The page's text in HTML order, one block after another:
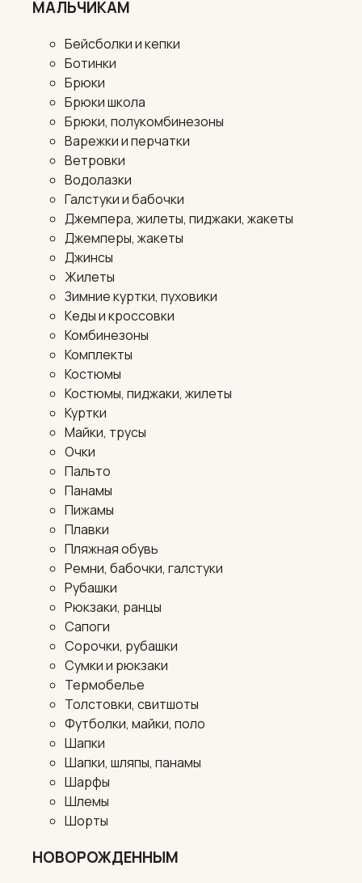
МАЛЬЧИКАМ
Бейсболки и кепки
Ботинки
Брюки
Брюки школа
Брюки, полукомбинезоны
Варежки и перчатки
Ветровки
Водолазки
Галстуки и бабочки
Джемпера, жилеты, пиджаки, жакеты
Джемперы, жакеты
Джинсы
Жилеты
Зимние куртки, пуховики
Кеды и кроссовки
Комбинезоны
Комплекты
Костюмы
Костюмы, пиджаки, жилеты
Куртки
Майки, трусы
Очки
Пальто
Панамы
Пижамы
Плавки
Пляжная обувь
Ремни, бабочки, галстуки
Рубашки
Рюкзаки, ранцы
Сапоги
Сорочки, рубашки
Сумки и рюкзаки
Термобелье
Толстовки, свитшоты
Футболки, майки, поло
Шапки
Шапки, шляпы, панамы
Шарфы
Шлемы
Шорты
НОВОРОЖДЕННЫМ